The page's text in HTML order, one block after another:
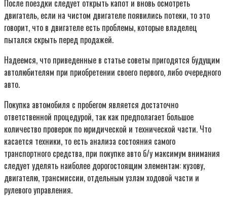
После поездки следует открыть капот и вновь осмотреть
двигатель, если на чистом двигателе появились потеки, то это
говорит, что в двигателе есть проблемы, которые владелец
пытался скрыть перед продажей.
Надеемся, что приведенные в статье советы пригодятся будущим
автолюбителям при приобретении своего первого, либо очередного
авто.
Покупка автомобиля с пробегом является достаточно
ответственной процедурой, так как предполагает большое
количество проверок по юридической и технической части. Что
касается техники, то есть анализа состояния самого
транспортного средства, при покупке авто б/у максимум внимания
следует уделять наиболее дорогостоящим элементам: кузову,
двигателю, трансмиссии, отдельным узлам ходовой части и
рулевого управления.